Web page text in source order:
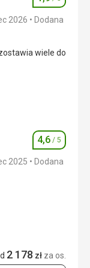
można było
był o jedną
za
Ocena
2026
Dodana
wiele do
wiele do
1,0/ 5
Ocena
4,6 / 5
2025
Dodana
4,0/ 5
2 178 zł za os.